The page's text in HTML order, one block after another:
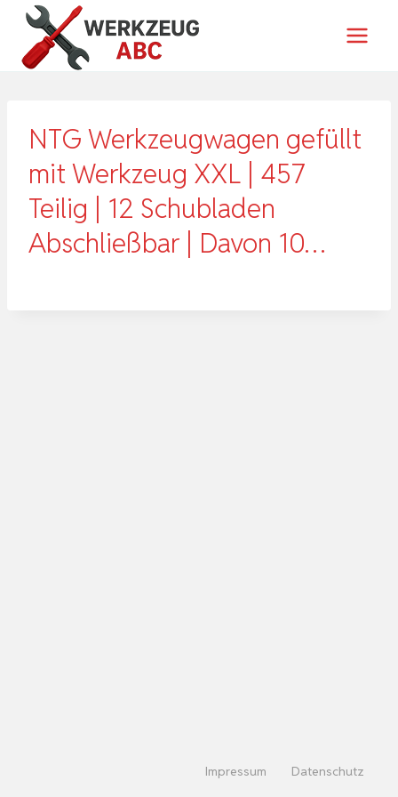
Zum
Inhalt
springen
NTG Werkzeugwagen gefüllt
mit Werkzeug XXL | 457
Teilig | 12 Schubladen
Abschließbar | Davon 10…
Impressum Datenschutz